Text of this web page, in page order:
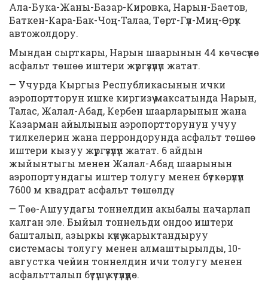
Ала-Бука-Жаны-Базар-Кировка, Нарын-Баетов,
Баткен-Кара-Бак-Чоң-Талаа, Төрт-Гүл-Миң-Өрүк
автожолдору.
Мындан сырткары, Нарын шаарынын 44 көчөсүнө
асфальт төшөө иштери жүргүзүлүп жатат.
— Учурда Кыргыз Республикасынын ички
аэропортторун ишке киргизүү максатында Нарын,
Талас, Жалал-Абад, Кербен шаарларынын жана
Казарман айылынын аэропортторунун учуу
тилкелерин жана перрондорунда асфальт төшөө
иштери кызуу жүргүзүлүп жатат. 6 айдын
жыйынтыгы менен Жалал-Абад шаарынын
аэропортундагы иштер толугу менен бүткөрүлүп
7600 м квадрат асфальт төшөлдү.
— Төө-Ашуудагы тоннелдин акыбалы начарлап
калган эле. Быйыл тоннельди ондоо иштери
башталып, азыркы күнү жарыктандыруу
системасы толугу менен алмаштырылды, 10-
августка чейин тоннелдин ичи толугу менен
асфальтталып бүтүшү күтүлүүдө.